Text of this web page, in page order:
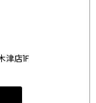
津店1F